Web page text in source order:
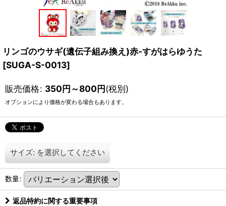
リンゴのウサギ(遺伝子組み換え)赤-すがはらゆうた
[SUGA-S-0013]
販売価格: 350円～800円(税別)
オプションにより価格が変わる場合もあります。
サイズ: を選択してください
数量:
返品特約に関する重要事項